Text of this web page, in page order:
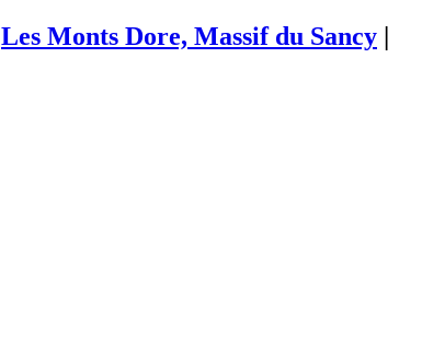
Les Monts Dore, Massif du Sancy |